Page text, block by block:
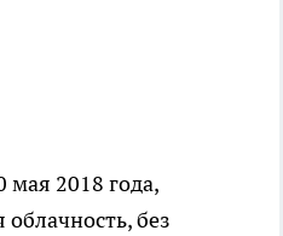
мая 2018 года,
без